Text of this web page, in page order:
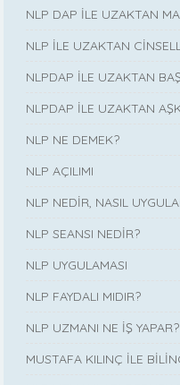
NLP DAP İLE UZAKTAN
NLP İLE UZAKTAN
NLPDAP İLE UZAKTAN
NLPDAP İLE UZAKTAN
NLP NE DEMEK?
NLP AÇILIMI
NLP NEDİR, NASIL
NLP SEANSI NEDİR?
NLP UYGULAMASI
NLP FAYDALI MIDIR?
NLP UZMANI NE İŞ YAPAR?
MUSTAFA KILINÇ İLE